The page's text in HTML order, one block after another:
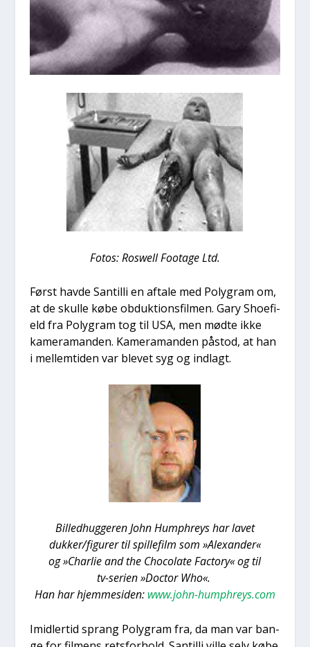
Fotos: Roswell Foo­ta­ge Ltd.
Først hav­de San­til­li en afta­le med Poly­gram om,
at de skul­le købe obduk­tions­fil­men. Gary Sho­e­fi­
eld fra Poly­gram tog til USA, men mød­te ikke
kame­ra­man­den. Kame­ra­man­den påstod, at han
i mel­lem­ti­den var ble­vet syg og ind­lagt.
Bil­led­hug­ge­ren John Hump­hreys har lavet
dukker/figurer til spil­le­film som »Ale­xan­der«
og »Char­lie and the Cho­co­la­te Factory« og til
tv-seri­en »Doctor Who«.
Han har hjem­mesi­den: www.john-humphreys.com
Imid­ler­tid sprang Poly­gram fra, da man var ban­